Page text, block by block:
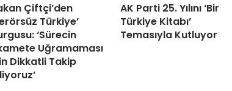
Çiftçi’den
Türkiye’
‘Sürecin
Uğramaması
Dikkatli Takip
AK Parti 25. Yılını ‘Bir
Türkiye Kitabı’
Temasıyla Kutluyor